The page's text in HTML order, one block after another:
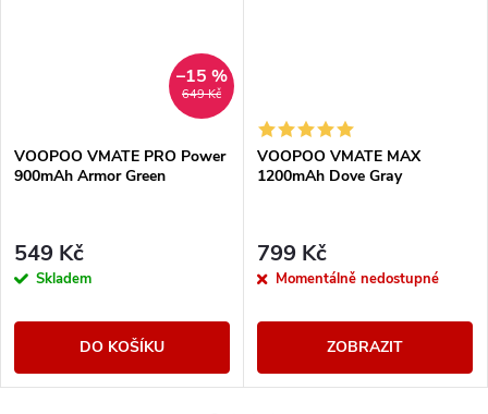
649 Kč
–15 %
VOOPOO VMATE PRO Power
900mAh Armor Green
549 Kč
Skladem
DO KOŠÍKU
VOOPOO VMATE MAX
1200mAh Dove Gray
799 Kč
Momentálně nedostupné
ZOBRAZIT